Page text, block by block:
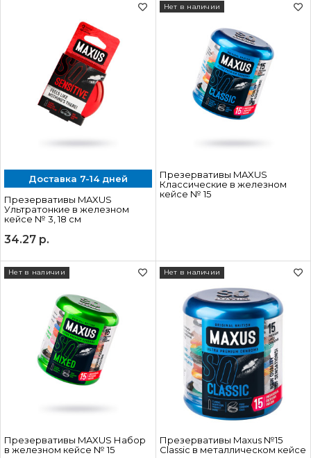
Доставка 7-14 дней
Презервативы MAXUS
Ультратонкие в железном
кейсе № 3, 18 см
34.27 р.
Презервативы MAXUS
Классические в железном
кейсе № 15
Нет в наличии
Презервативы MAXUS Набор
в железном кейсе № 15
Нет в наличии
Презервативы Maxus №15
Classic в металлическом кейсе
Нет в наличии